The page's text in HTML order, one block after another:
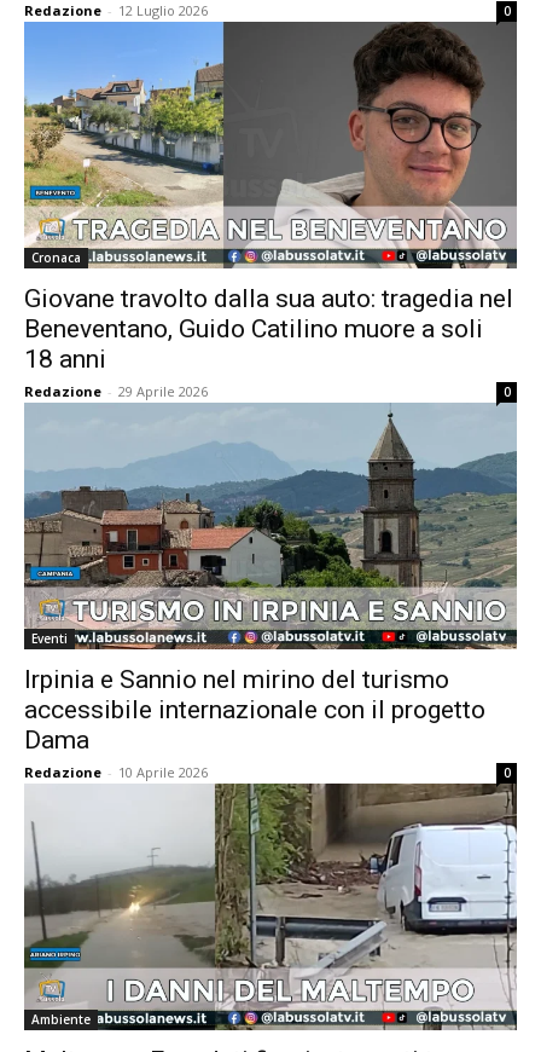
Redazione - 12 Luglio 2026 0
Cronaca
Giovane travolto dalla sua auto: tragedia nel
Beneventano, Guido Catilino muore a soli
18 anni
Redazione - 29 Aprile 2026 0
Eventi
Irpinia e Sannio nel mirino del turismo
accessibile internazionale con il progetto
Dama
Redazione - 10 Aprile 2026 0
Ambiente